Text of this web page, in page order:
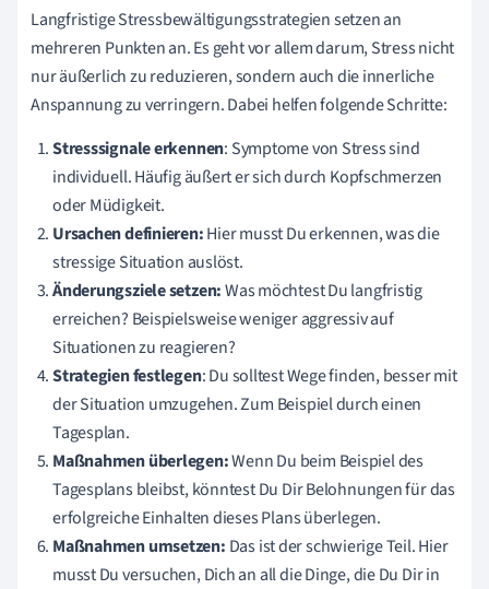
Langfristige Stressbewältigungsstrategien setzen an
mehreren Punkten an. Es geht vor allem darum, Stress nicht
nur äußerlich zu reduzieren, sondern auch die innerliche
Anspannung zu verringern. Dabei helfen folgende Schritte:
Stresssignale erkennen: Symptome von Stress sind
individuell. Häufig äußert er sich durch Kopfschmerzen
oder Müdigkeit.
Ursachen definieren:Hier musst Du erkennen, was die
stressige Situation auslöst.
Änderungsziele setzen:Was möchtest Du langfristig
erreichen? Beispielsweise weniger aggressiv auf
Situationen zu reagieren?
Strategien festlegen: Du solltest Wege finden, besser mit
der Situation umzugehen. Zum Beispiel durch einen
Tagesplan.
Maßnahmen überlegen:Wenn Du beim Beispiel des
Tagesplans bleibst, könntest Du Dir Belohnungen für das
erfolgreiche Einhalten dieses Plans überlegen.
Maßnahmen umsetzen: Das ist der schwierige Teil. Hier
musst Du versuchen, Dich an all die Dinge, die Du Dir in